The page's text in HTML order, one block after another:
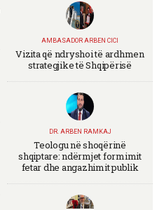
AMBASADOR ARBEN CICI
Vizita që ndryshoi të ardhmen
strategjike të Shqipërisë
DR. ARBEN RAMKAJ
Teologu në shoqërinë
shqiptare: ndërmjet formimit
fetar dhe angazhimit publik